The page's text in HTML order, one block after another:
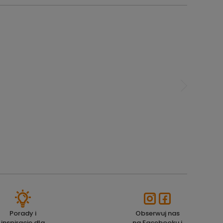
Porady i
Obserwuj nas